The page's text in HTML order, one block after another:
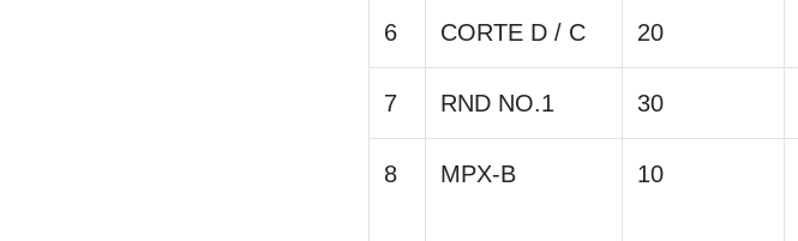
6 CORTE D / C 20
7 RND NO.1 30
8 MPX-B 10